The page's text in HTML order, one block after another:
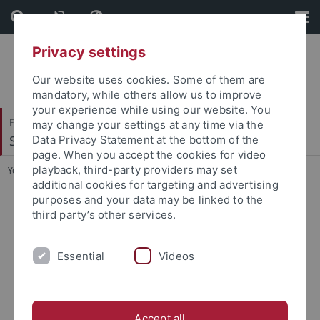
Skip
to
content
Skip
to
footer
Faculty of Humanities
Social and Cultural Anthropology
You are here: Home ... Mobilitätssemester 2019/20
INCOMING - International students
Mobility semester
Privacy settings
Our website uses cookies. Some of them are
mandatory, while others allow us to improve
your experience while using our website. You
may change your settings at any time via the
Data Privacy Statement at the bottom of the
page. When you accept the cookies for video
playback, third-party providers may set
additional cookies for targeting and advertising
purposes and your data may be linked to the
third party’s other services.
Essential Videos